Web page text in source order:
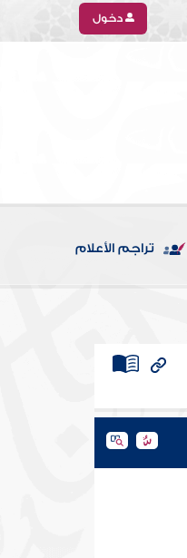
دخول
تراجم الأعلام